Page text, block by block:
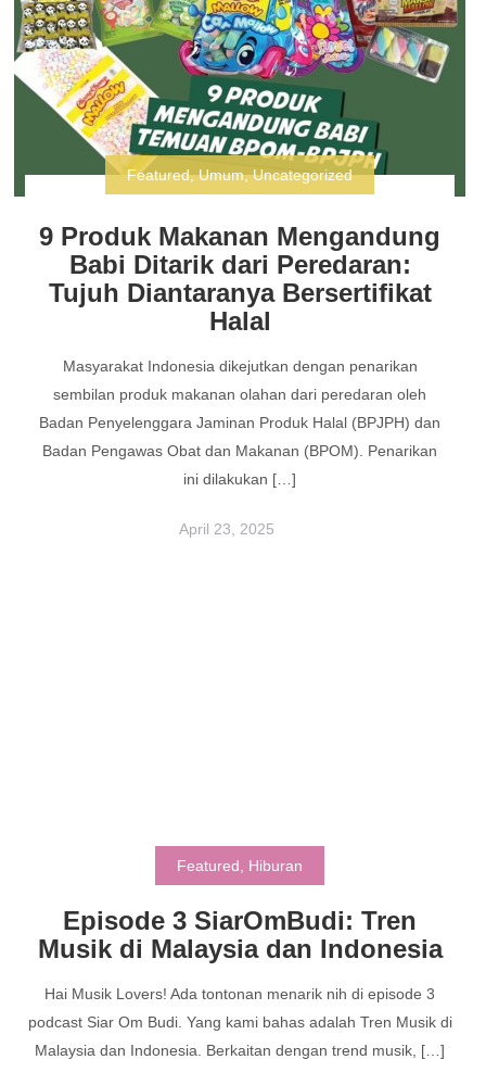
Featured,Umum,Uncategorized
9 Produk Makanan Mengandung
Babi Ditarik dari Peredaran:
Tujuh Diantaranya Bersertifikat
Halal
Masyarakat Indonesia dikejutkan dengan penarikan
sembilan produk makanan olahan dari peredaran oleh
Badan Penyelenggara Jaminan Produk Halal (BPJPH) dan
Badan Pengawas Obat dan Makanan (BPOM). Penarikan
ini dilakukan […]
April 23, 2025
Featured Hiburan
Episode 3 SiarOmBudi: Tren
Musik di Malaysia dan Indonesia
Hai Musik Lovers! Ada tontonan menarik nih di episode 3
podcast Siar Om Budi. Yang kami bahas adalah Tren Musik di
Malaysia dan Indonesia. Berkaitan dengan trend musik, […]